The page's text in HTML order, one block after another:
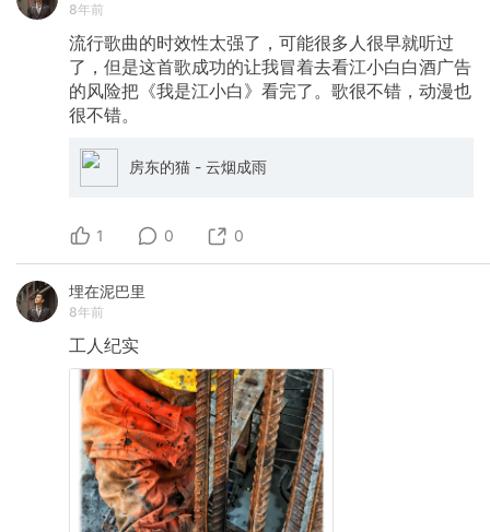
8年前
流行歌曲的时效性太强了，可能很多人很早就听过
了，但是这首歌成功的让我冒着去看江小白白酒广告
的风险把《我是江小白》看完了。歌很不错，动漫也
很不错。
房东的猫 - 云烟成雨
1 0 0
埋在泥巴里
8年前
工人纪实